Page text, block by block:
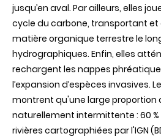
jusqu’en aval. Par ailleurs, elles
cycle du carbone, transportant
matière organique terrestre le
hydrographiques. Enfin, elles
rechargent les nappes
l’expansion d’espèces invasives.
montrent qu'une large proportion
naturellement intermittente : 60 %
rivières cartographiées par l'IGN